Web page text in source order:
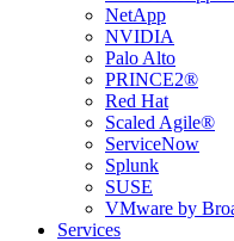
NetApp
NVIDIA
Palo Alto
PRINCE2®
Red Hat
Scaled Agile®
ServiceNow
Splunk
SUSE
VMware by
Services